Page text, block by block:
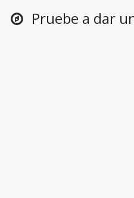
Pruebe a dar